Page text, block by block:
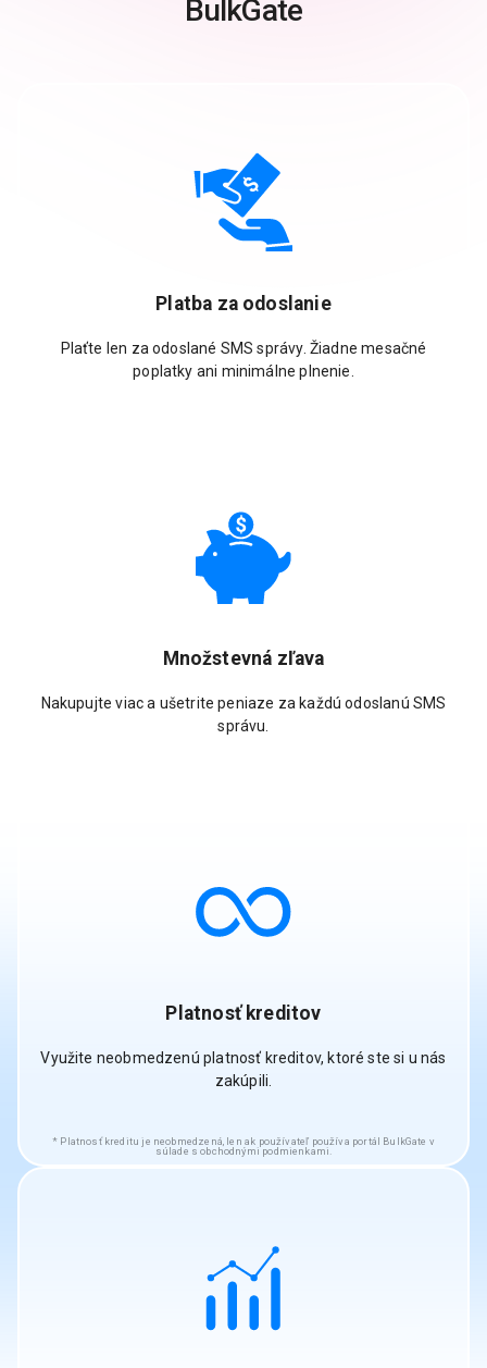
BulkGate
Platba za odoslanie
Plaťte len za odoslané SMS správy. Žiadne mesačné
poplatky ani minimálne plnenie.
Množstevná zľava
Nakupujte viac a ušetrite peniaze za každú odoslanú SMS
správu.
Platnosť kreditov
Využite neobmedzenú platnosť kreditov, ktoré ste si u nás
zakúpili.
Platnosť kreditu je neobmedzená, len ak používateľ používa portál BulkGate v
súlade s obchodnými podmienkami.